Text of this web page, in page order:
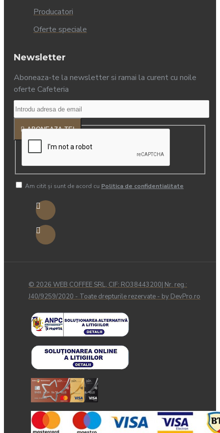
Producatori
Oferte speciale
Newsletter
Aboneaza-te la newsletter si ramai la curent cu noile
oferte Cafeteria
ABONEAZA-TE!
Am citit şi sunt de acord cu Politica de confidentialitate
© 2026 WEB COFFEE SRL, CIF: RO38443200| Nr. reg.:
J40/9259/2020 - Toate drepturile rezervate - by DevPro.ro